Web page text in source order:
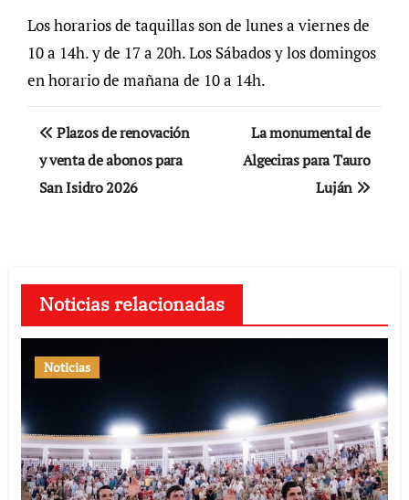
Los horarios de taquillas son de lunes a viernes de
10 a 14h. y de 17 a 20h. Los Sábados y los domingos
en horario de mañana de 10 a 14h.
Navegación
de
entradas
Plazos de renovación
y venta de abonos para
San Isidro 2026
La monumental de
Algeciras para Tauro
Luján
Noticias relacionadas
Noticias